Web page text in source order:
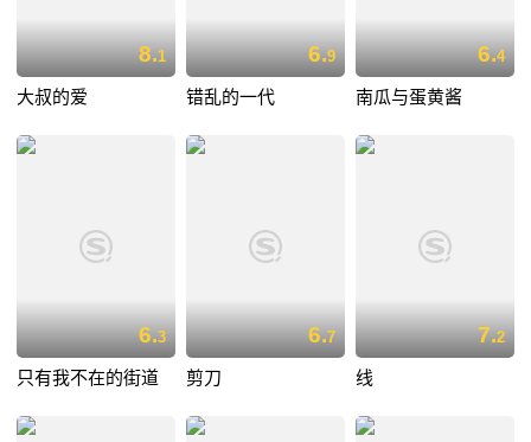
8.1
大叔的爱
6.9
错乱的一代
6.4
南瓜与蛋黄酱
6.3
只有我不在的街道
6.7
剪刀
7.2
线